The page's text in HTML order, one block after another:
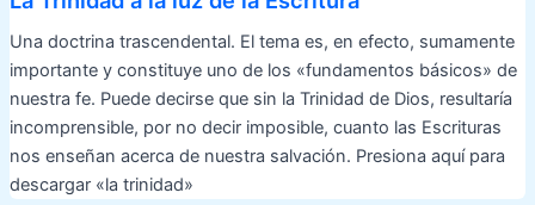
Una doctrina trascendental. El tema es, en efecto, sumamente
importante y constituye uno de los «fundamentos básicos» de
nuestra fe. Puede decirse que sin la Trinidad de Dios, resultaría
incomprensible, por no decir imposible, cuanto las Escrituras
nos enseñan acerca de nuestra salvación. Presiona aquí para
descargar «la trinidad»